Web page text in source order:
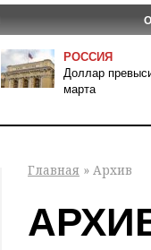
РОССИЯ
Доллар
марта
Главная » Архив